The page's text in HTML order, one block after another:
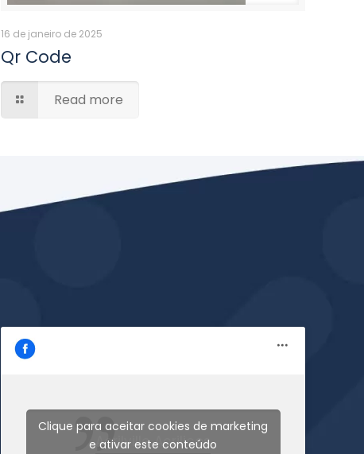
16 de janeiro de 2025
Qr Code
Read more
Acrilville Acrilicos
Clique para aceitar cookies de marketing
e ativar este conteúdo